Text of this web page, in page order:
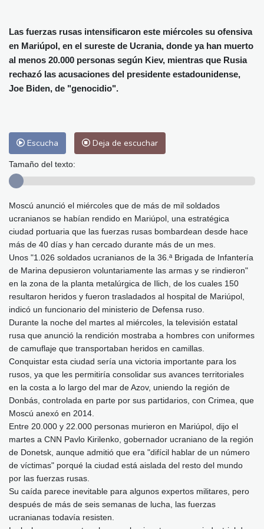
Las Palmas de Gran Canaria
27 °C
Ibiza
Buenos Aires
Caracas
28 °C Managua
27 °C
San José
37 °C
Las fuerzas rusas intensificaron este miércoles su ofensiva
en Mariúpol, en el sureste de Ucrania, donde ya han muerto
al menos 20.000 personas según Kiev, mientras que Rusia
rechazó las acusaciones del presidente estadounidense,
Joe Biden, de "genocidio".
Escucha Deja de escuchar
Tamaño del texto:
Moscú anunció el miércoles que de más de mil soldados
ucranianos se habían rendido en Mariúpol, una estratégica
ciudad portuaria que las fuerzas rusas bombardean desde hace
más de 40 días y han cercado durante más de un mes.
Unos "1.026 soldados ucranianos de la 36.ª Brigada de Infantería
de Marina depusieron voluntariamente las armas y se rindieron"
en la zona de la planta metalúrgica de Ilich, de los cuales 150
resultaron heridos y fueron trasladados al hospital de Mariúpol,
indicó un funcionario del ministerio de Defensa ruso.
Durante la noche del martes al miércoles, la televisión estatal
rusa que anunció la rendición mostraba a hombres con uniformes
de camuflaje que transportaban heridos en camillas.
Conquistar esta ciudad sería una victoria importante para los
rusos, ya que les permitiría consolidar sus avances territoriales
en la costa a lo largo del mar de Azov, uniendo la región de
Donbás, controlada en parte por sus partidarios, con Crimea, que
Moscú anexó en 2014.
Entre 20.000 y 22.000 personas murieron en Mariúpol, dijo el
martes a CNN Pavlo Kirilenko, gobernador ucraniano de la región
de Donetsk, aunque admitió que era "difícil hablar de un número
de víctimas" porqué la ciudad está aislada del resto del mundo
por las fuerzas rusas.
Su caída parece inevitable para algunos expertos militares, pero
después de más de seis semanas de lucha, las fuerzas
ucranianas todavía resisten.